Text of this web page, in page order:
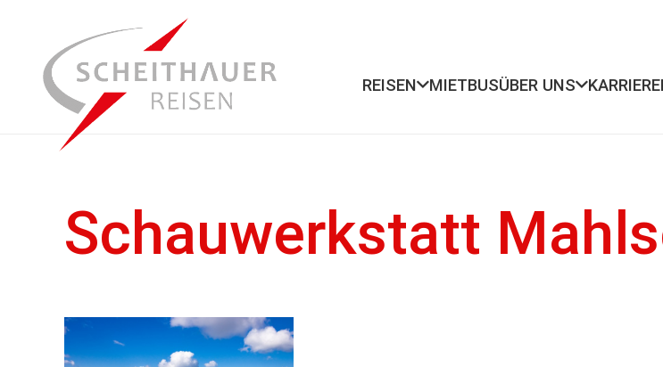
REISEN MIETBUSÜBER UNS KARRIERE
Schauwerkstatt